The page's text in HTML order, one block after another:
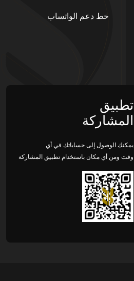
خط دعم الواتساب
تطبيق
المشاركة
يمكنك الوصول إلى حساباتك في أي
وقت ومن أي مكان باستخدام تطبيق المشاركة